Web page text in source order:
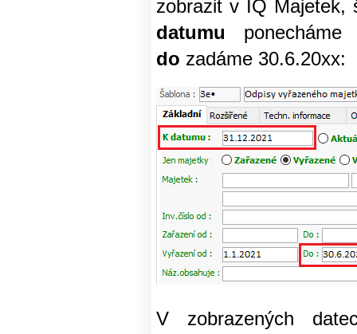
zobrazit v IQ Majetek,
datumu
do zadáme 30.6.20xx:
V zobrazených